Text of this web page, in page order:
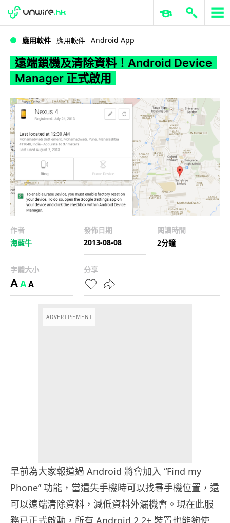
WWDC 2026 ERP 與商業 AI
應用軟件 應用軟件 Android App
遠端鎖機及清除資料！Android Device
Manager 正式啟用
作者
海藍牛
發佈日期
2013-08-08
閱讀時間
2分鐘
字體大小
AAA
分享
ADVERTISEMENT
早前為大家報道過 Android 將會加入 “Find my
Phone” 功能，當遺失手機時可以找尋手機位置，還
可以遠端清除資料，減低資料外漏機會。現在此服